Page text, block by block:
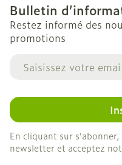
Bulletin
Restez informé des
promotions
Adresse mail
En cliquant sur
newsletter et acceptez